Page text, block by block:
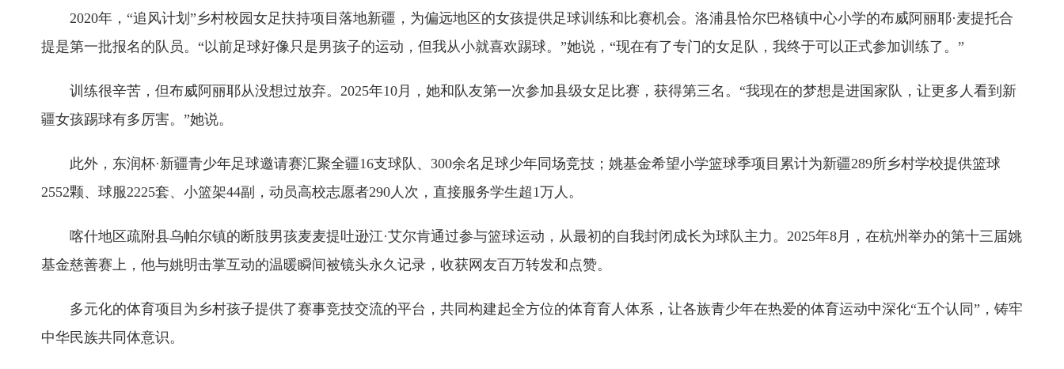
2020年，“追风计划”乡村校园女足扶持项目落地新疆，为偏远地区的女孩提供足球训练和比赛机会。洛浦县恰尔巴格镇中心小学的布威阿丽耶·麦提托合
提是第一批报名的队员。“以前足球好像只是男孩子的运动，但我从小就喜欢踢球。”她说，“现在有了专门的女足队，我终于可以正式参加训练了。”
训练很辛苦，但布威阿丽耶从没想过放弃。2025年10月，她和队友第一次参加县级女足比赛，获得第三名。“我现在的梦想是进国家队，让更多人看到新
疆女孩踢球有多厉害。”她说。
此外，东润杯·新疆青少年足球邀请赛汇聚全疆16支球队、300余名足球少年同场竞技；姚基金希望小学篮球季项目累计为新疆289所乡村学校提供篮球
2552颗、球服2225套、小篮架44副，动员高校志愿者290人次，直接服务学生超1万人。
喀什地区疏附县乌帕尔镇的断肢男孩麦麦提吐逊江·艾尔肯通过参与篮球运动，从最初的自我封闭成长为球队主力。2025年8月，在杭州举办的第十三届姚
基金慈善赛上，他与姚明击掌互动的温暖瞬间被镜头永久记录，收获网友百万转发和点赞。
多元化的体育项目为乡村孩子提供了赛事竞技交流的平台，共同构建起全方位的体育育人体系，让各族青少年在热爱的体育运动中深化“五个认同”，铸牢
中华民族共同体意识。